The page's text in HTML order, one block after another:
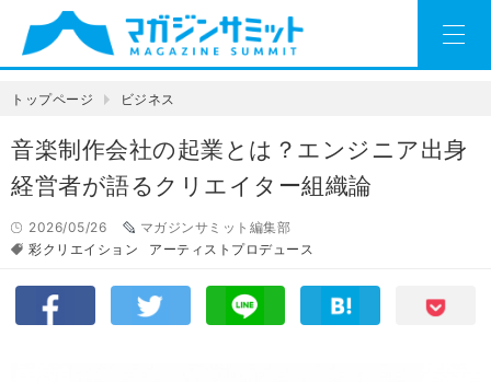
トップページ ビジネス
音楽制作会社の起業とは？エンジニア出身
経営者が語るクリエイター組織論
2026/05/26
マガジンサミット編集部
彩クリエイション
アーティストプロデュース